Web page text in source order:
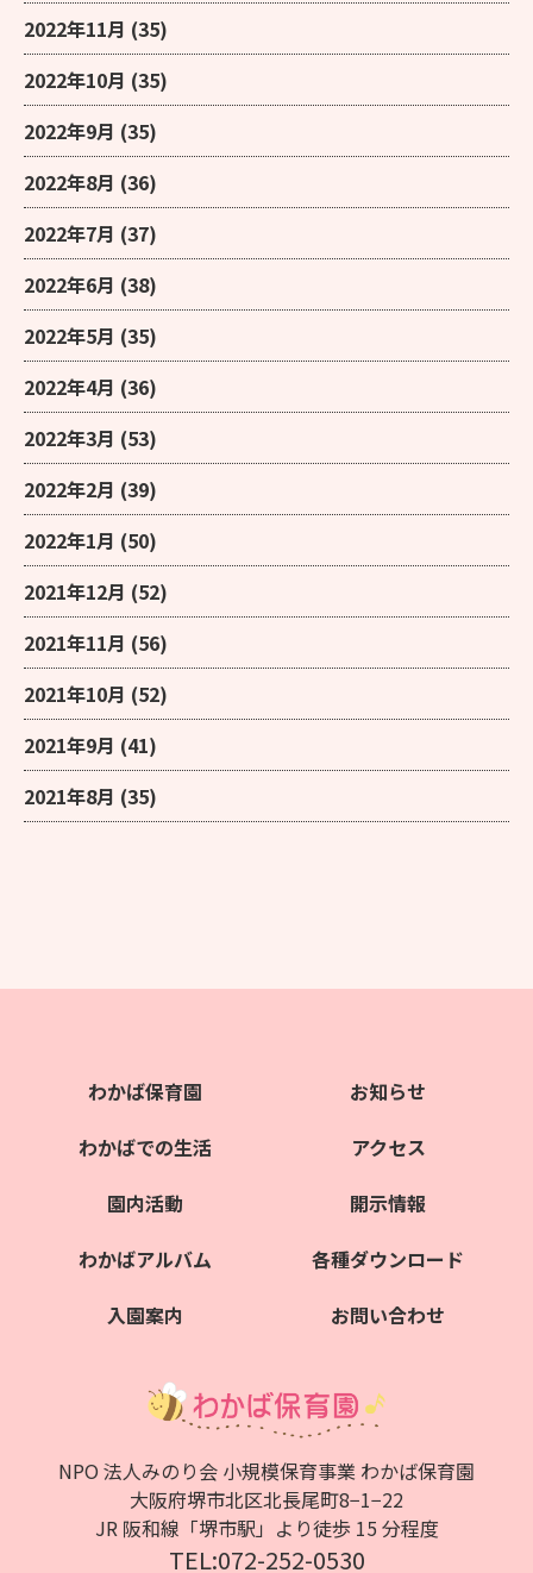
2022年11月 (35)
2022年10月 (35)
2022年9月 (35)
2022年8月 (36)
2022年7月 (37)
2022年6月 (38)
2022年5月 (35)
2022年4月 (36)
2022年3月 (53)
2022年2月 (39)
2022年1月 (50)
2021年12月 (52)
2021年11月 (56)
2021年10月 (52)
2021年9月 (41)
2021年8月 (35)
わかば保育園
わかばでの生活
園内活動
わかばアルバム
入園案内
お知らせ
アクセス
開示情報
各種ダウンロード
お問い合わせ
NPO 法人みのり会 小規模保育事業 わかば保育園
大阪府堺市北区北⻑尾町8−1−22
JR 阪和線「堺市駅」より徒歩 15 分程度
TEL:072-252-0530